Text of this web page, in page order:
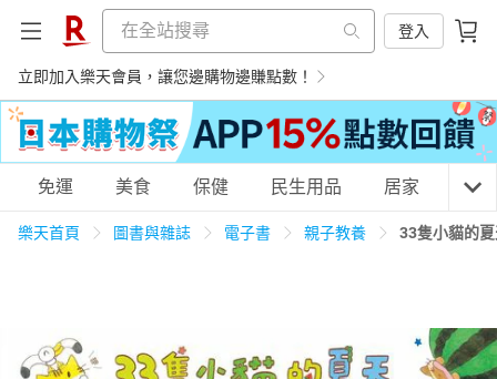
登入
立即加入樂天會員，讓您邊購物邊賺點數！
購物網分類
免運 美食 保健 民生用品 居家 3C
樂天首頁 圖書與雜誌 電子書 親子教養 33隻小貓的